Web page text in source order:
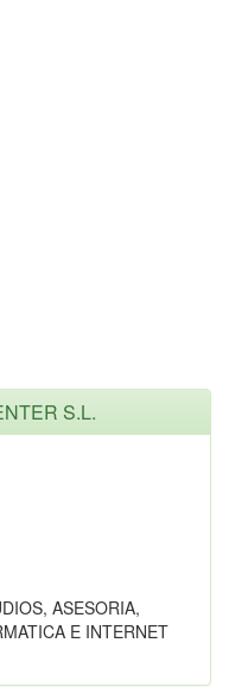
S.L.
ASESORIA,
E INTERNET